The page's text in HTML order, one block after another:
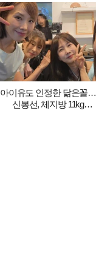
아이유도 인정한 닮은꼴…
신봉선, 체지방 11kg